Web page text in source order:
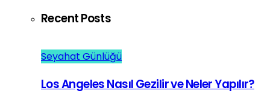
Recent Posts
Seyahat Günlüğü
Los Angeles Nasıl Gezilir ve Neler Yapılır?